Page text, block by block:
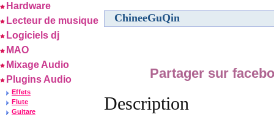
Hardware
Lecteur de musique
Logiciels dj
MAO
Mixage Audio
Plugins Audio
Effets
Flute
Guitare
ChineeGuQin
Partager sur
Description